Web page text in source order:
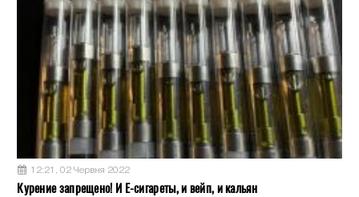
12:21, 02 Червня 2022
Курение запрещено! И Е-сигареты, и вейп, и кальян